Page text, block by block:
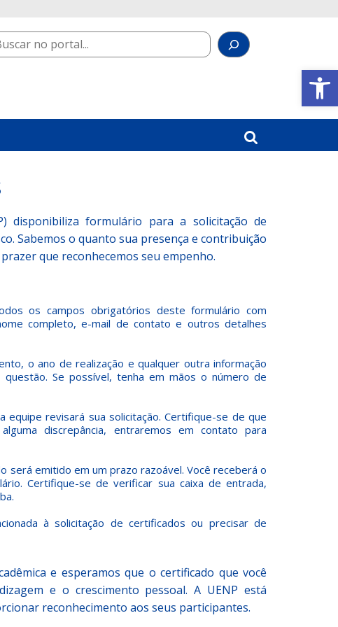
Abrir a barra de ferramentas
disponibiliza formulário para a solicitação de
Sabemos o quanto sua presença e contribuição
que reconhecemos seu empenho.
os campos obrigatórios deste formulário com
completo, e-mail de contato e outros detalhes
o ano de realização e qualquer outra informação
Se possível, tenha em mãos o número de
equipe revisará sua solicitação. Certifique-se de que
discrepância, entraremos em contato para
será emitido em um prazo razoável. Você receberá o
Certifique-se de verificar sua caixa de entrada,
à solicitação de certificados ou precisar de
e esperamos que o certificado que você
e o crescimento pessoal. A UENP está
reconhecimento aos seus participantes.